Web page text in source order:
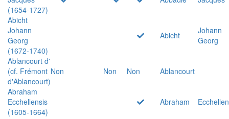
(1654-1727)
Abicht
Johann
Georg
(1672-1740)
Abicht
Johann
Georg
Ablancourt d'
(cf. Frémont
d'Ablancourt)
Non Non Non
Ablancourt
Abraham
Ecchellensis
(1605-1664)
Abraham